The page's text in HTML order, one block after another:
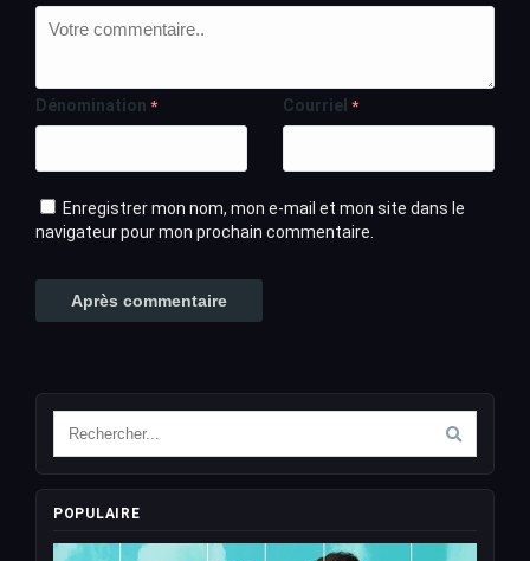
Dénomination * Courriel *
Enregistrer mon nom, mon e-mail et mon site dans le
navigateur pour mon prochain commentaire.
POPULAIRE